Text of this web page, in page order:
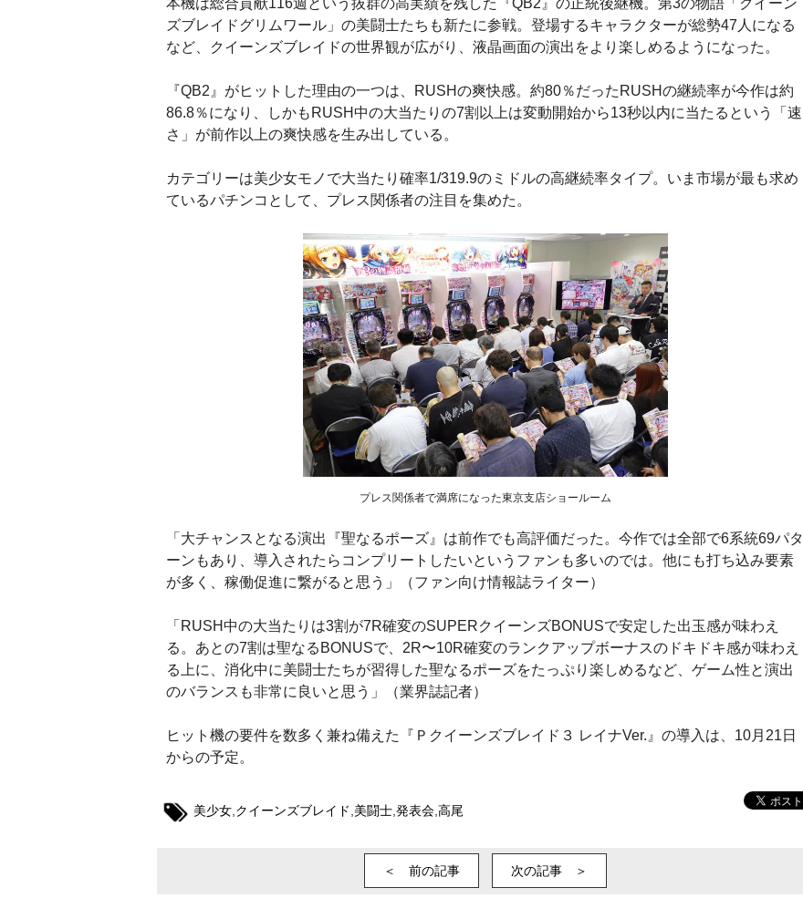
本機は総合貢献116週という抜群の高実績を残した『QB2』の正統後継機。第3の物語「クイーン
ズブレイドグリムワール」の美闘士たちも新たに参戦。登場するキャラクターが総勢47人になる
など、クイーンズブレイドの世界観が広がり、液晶画面の演出をより楽しめるようになった。
『QB2』がヒットした理由の一つは、RUSHの爽快感。約80％だったRUSHの継続率が今作は約
86.8％になり、しかもRUSH中の大当たりの7割以上は変動開始から13秒以内に当たるという「速
さ」が前作以上の爽快感を生み出している。
カテゴリーは美少女モノで大当たり確率1/319.9のミドルの高継続率タイプ。いま市場が最も求め
ているパチンコとして、プレス関係者の注目を集めた。
プレス関係者で満席になった東京支店ショールーム
「大チャンスとなる演出『聖なるポーズ』は前作でも高評価だった。今作では全部で6系統69パタ
ーンもあり、導入されたらコンプリートしたいというファンも多いのでは。他にも打ち込み要素
が多く、稼働促進に繋がると思う」（ファン向け情報誌ライター）
「RUSH中の大当たりは3割が7R確変のSUPERクイーンズBONUSで安定した出玉感が味わえ
る。あとの7割は聖なるBONUSで、2R〜10R確変のランクアップボーナスのドキドキ感が味わえ
る上に、消化中に美闘士たちが習得した聖なるポーズをたっぷり楽しめるなど、ゲーム性と演出
のバランスも非常に良いと思う」（業界誌記者）
ヒット機の要件を数多く兼ね備えた『Ｐクイーンズブレイド３ レイナVer.』の導入は、10月21日
からの予定。
美少女 クイーンズブレイド 美闘士 発表会 高尾
＜ 前の記事 次の記事 ＞